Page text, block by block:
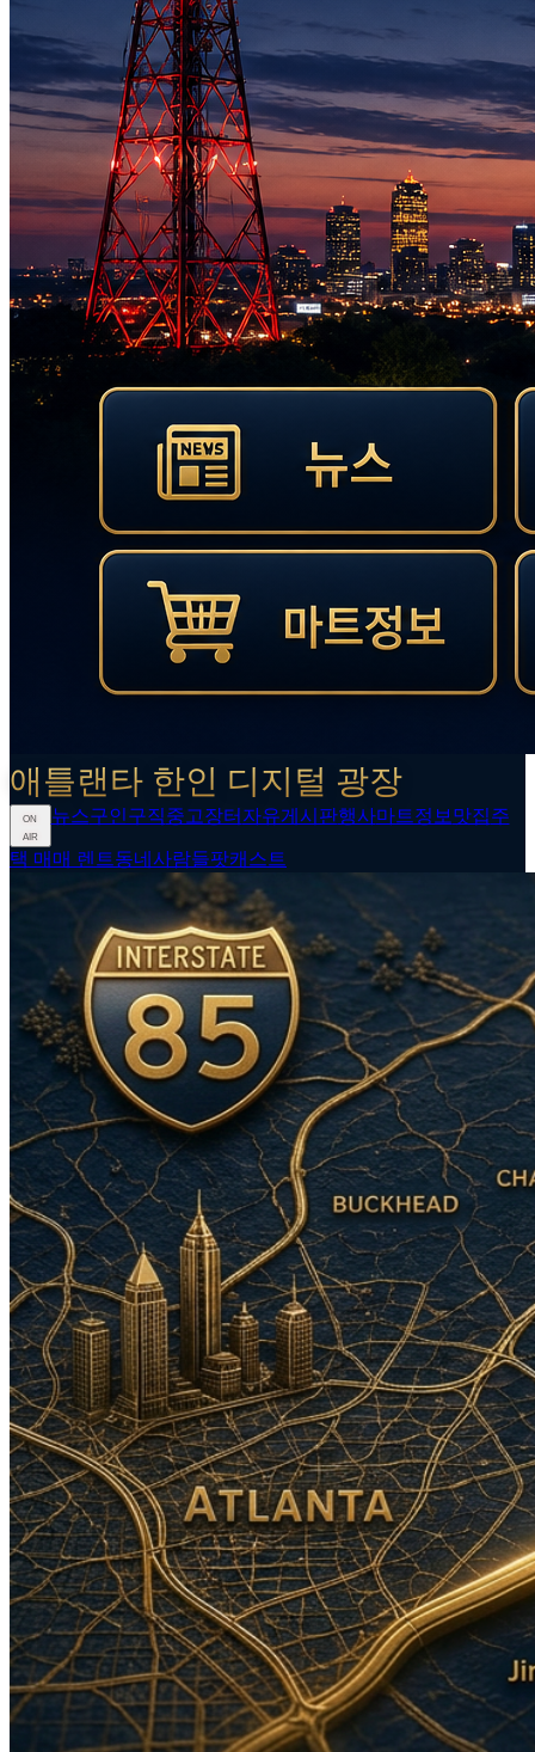
애틀랜타 한인 디지털 광장
ON
AIR
뉴스구인구직중고장터 자유게시판행사마트정보 맛집주
택 매매 렌트동네사람들팟캐스트